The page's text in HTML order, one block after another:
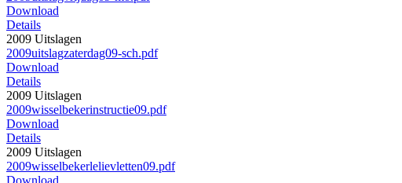
Download
Details
2009 Uitslagen
2009uitslagzaterdag09-sch.pdf
Download
Details
2009 Uitslagen
2009wisselbekerinstructie09.pdf
Download
Details
2009 Uitslagen
2009wisselbekerlelievletten09.pdf